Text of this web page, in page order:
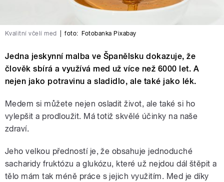
Kvalitní včelí med foto: Fotobanka Pixabay
Jedna jeskynní malba ve Španělsku dokazuje, že
člověk sbírá a využívá med už více než 6000 let. A
nejen jako potravinu a sladidlo, ale také jako lék.
Medem si můžete nejen osladit život, ale také si ho
vylepšit a prodloužit. Má totiž skvělé účinky na naše
zdraví.
Jeho velkou předností je, že obsahuje jednoduché
sacharidy fruktózu a glukózu, které už nejdou dál štěpit a
tělo mám tak méně práce s jejich využitím. Med je díky